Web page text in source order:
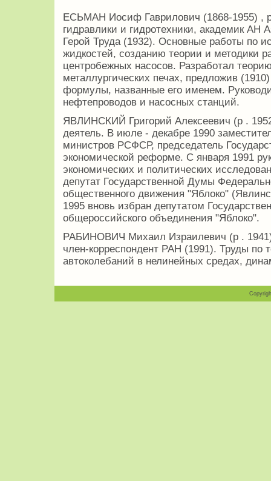
ЕСЬМАН Иосиф Гаврилович (1868-1955) ,
гидравлики и гидротехники, академик АН
Герой Труда (1932). Основные работы по
жидкостей, созданию теории и методики
центробежных насосов. Разработал
металлургических печах, предложив
формулы, названные его именем.
нефтепроводов и насосных станций.
ЯВЛИНСКИЙ Григорий Алексеевич (р .
деятель. В июле - декабре 1990
министров РСФСР, председатель
экономической реформе. С января 1991
экономических и политических
депутат Государственной Думы
общественного движения "Яблоко"
1995 вновь избран депутатом
общероссийского объединения "Яблоко".
РАБИНОВИЧ Михаил Израилевич (р .
член-корреспондент РАН (1991). Труды по
автоколебаний в нелинейных средах,